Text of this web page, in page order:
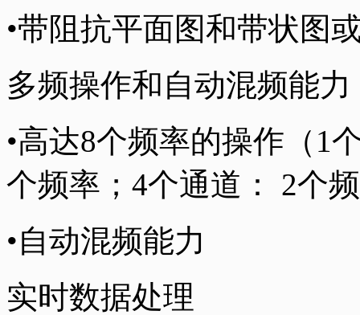
•带阻抗平面图和带状图
多频操作和自动混频能力
•高达8个频率的操作（1
个频率；4个通道： 2个
•自动混频能力
实时数据处理